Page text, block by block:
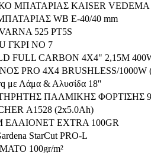
ΜΠΑΤΑΡΙΑΣ KAISER VEDEMA
WB E-40/40 mm
525 PT5S
ΓΚΡΙ ΝO 7
CARBON 4Χ4" 2,15M 400W
PRO 4X4 BRUSHLESS/
Λάμα & Αλυσίδα 18''
ΠΑΛΜΙΚΗΣ ΦΟΡΤΙΣΗΣ 9
Α1528 (2x5.0Ah)
EXTRA 100GR
StarCut PRO-L
100gr/m²